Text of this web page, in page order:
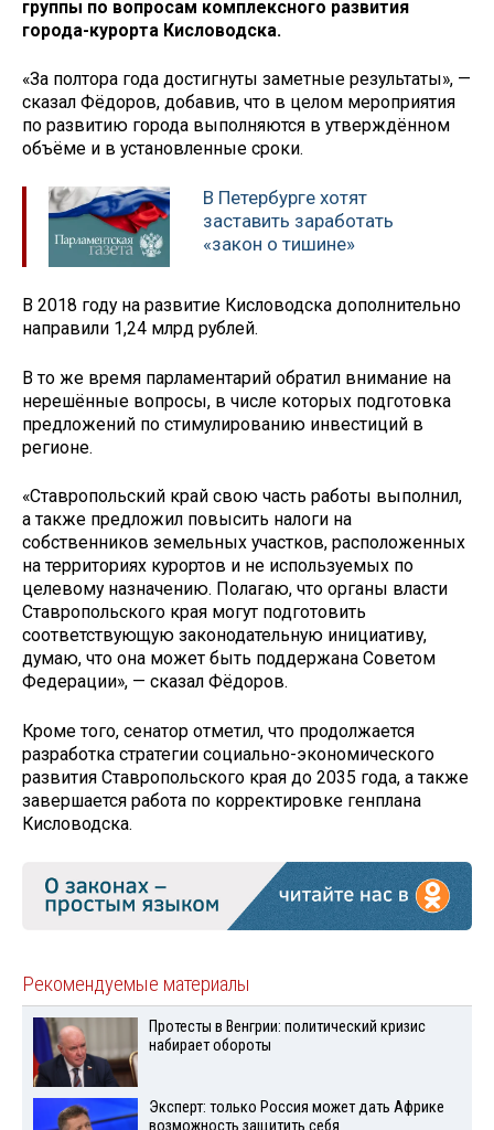
группы по вопросам комплексного развития
города-курорта Кисловодска.
«За полтора года достигнуты заметные результаты», —
сказал Фёдоров, добавив, что в целом мероприятия
по развитию города выполняются в утверждённом
объёме и в установленные сроки.
В Петербурге хотят
заставить заработать
«закон о тишине»
В 2018 году на развитие Кисловодска дополнительно
направили 1,24 млрд рублей.
В то же время парламентарий обратил внимание на
нерешённые вопросы, в числе которых подготовка
предложений по стимулированию инвестиций в
регионе.
«Ставропольский край свою часть работы выполнил,
а также предложил повысить налоги на
собственников земельных участков, расположенных
на территориях курортов и не используемых по
целевому назначению. Полагаю, что органы власти
Ставропольского края могут подготовить
соответствующую законодательную инициативу,
думаю, что она может быть поддержана Советом
Федерации», — сказал Фёдоров.
Кроме того, сенатор отметил, что продолжается
разработка стратегии социально-экономического
развития Ставропольского края до 2035 года, а также
завершается работа по корректировке генплана
Кисловодска.
Рекомендуемые материалы
Протесты в Венгрии: политический кризис
набирает обороты
Эксперт: только Россия может дать Африке